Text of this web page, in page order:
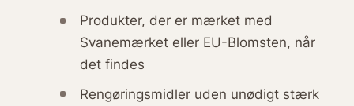
Produkter, der er mærket med
Svanemærket eller EU-Blomsten, når
det findes
Rengøringsmidler uden unødigt stærk